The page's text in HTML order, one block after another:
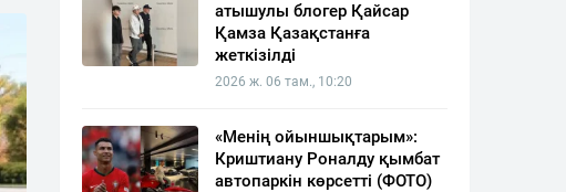
атышулы блогер Қайсар
Қамза Қазақстанға
жеткізілді
2026 ж. 06 там., 10:20
«Менің ойыншықтарым»:
Криштиану Роналду қымбат
автопаркін көрсетті (ФОТО)